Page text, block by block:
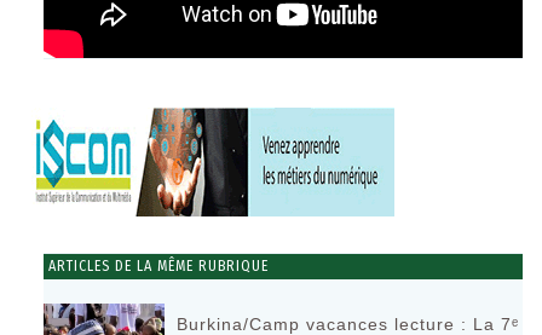
ARTICLES DE LA MÊME RUBRIQUE
Burkina/Camp vacances lecture : La 7ᵉ